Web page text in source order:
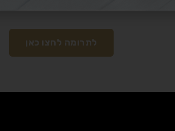
לתרומה לחצו כאן